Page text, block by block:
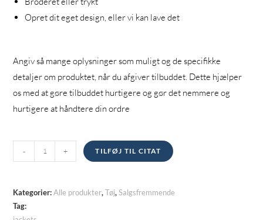
Opret dit eget design, eller vi kan lave det
Angiv så mange oplysninger som muligt og de specifikke
detaljer om produktet, når du afgiver tilbuddet. Dette hjælper
os med at gøre tilbuddet hurtigere og gør det nemmere og
hurtigere at håndtere din ordre
kvantitet
- + TILFØJ TIL CITAT
Kategorier:Alle produkter,Tøj,Salgsfremmende
Tag: